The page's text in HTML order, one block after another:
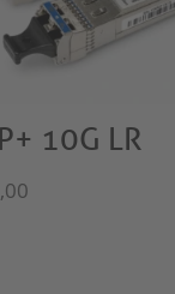
10G LR